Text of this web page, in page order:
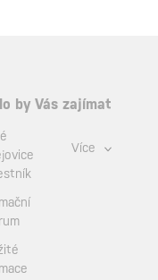
by Vás zajímat
Více